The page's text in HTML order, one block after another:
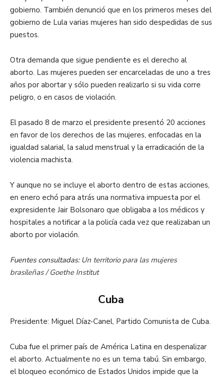
gobierno. También denunció que en los primeros meses del
gobierno de Lula varias mujeres han sido despedidas de sus
puestos.
Otra demanda que sigue pendiente es el derecho al
aborto. Las mujeres pueden ser encarceladas de uno a tres
años por abortar y sólo pueden realizarlo si su vida corre
peligro, o en casos de violación.
El pasado 8 de marzo el presidente presentó 20 acciones
en favor de los derechos de las mujeres, enfocadas en la
igualdad salarial, la salud menstrual y la erradicación de la
violencia machista.
Y aunque no se incluye el aborto dentro de estas acciones,
en enero echó para atrás una normativa impuesta por el
expresidente Jair Bolsonaro que obligaba a los médicos y
hospitales a notificar a la policía cada vez que realizaban un
aborto por violación.
Fuentes consultadas: Un territorio para las mujeres
brasileñas / Goethe Institut
Cuba
Presidente: Miguel Díaz-Canel, Partido Comunista de Cuba.
Cuba fue el primer país de América Latina en despenalizar
el aborto. Actualmente no es un tema tabú. Sin embargo,
el bloqueo económico de Estados Unidos impide que la